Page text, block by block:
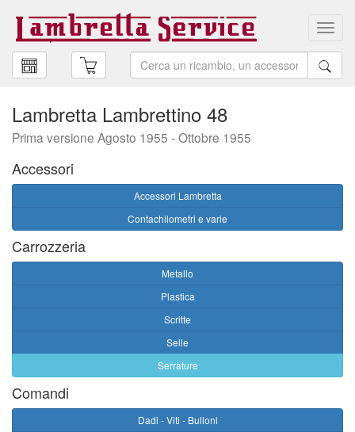
Lambretta Lambrettino 48
Prima versione Agosto 1955 - Ottobre 1955
Accessori
Accessori Lambretta
Contachilometri e varie
Carrozzeria
Metallo
Plastica
Scritte
Selle
Serrature
Comandi
Dadi - Viti - Bulloni